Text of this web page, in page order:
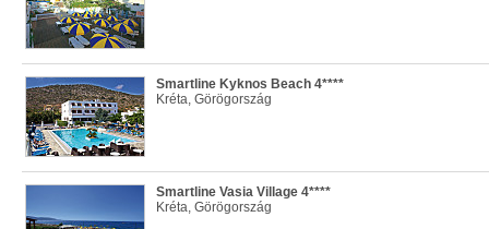
Smartline Kyknos Beach 4****
Kréta, Görögország
Smartline Vasia Village 4****
Kréta, Görögország